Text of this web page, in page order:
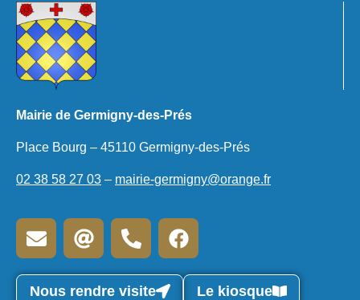
Mairie de Germigny-des-Prés
Place Bourg – 45110 Germigny-des-Prés
02 38 58 27 03 – mairie-germigny@orange.fr
Nous rendre visite Le kiosque